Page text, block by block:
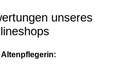
unseres
Altenpflegerin: